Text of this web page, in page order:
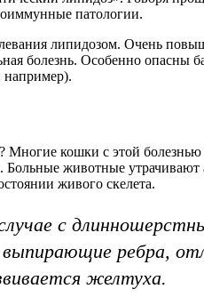
патологии.
липидозом. Очень
болезнь. Особенно
например).
кошки с этой
животные
живого скелета.
с
ребра,
желтуха.